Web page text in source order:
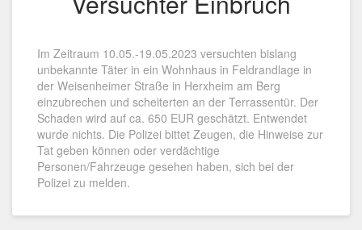
Im Zeitraum 10.05.-19.05.2023 versuchten bislang
unbekannte Täter in ein Wohnhaus in Feldrandlage in
der Weisenheimer Straße in Herxheim am Berg
einzubrechen und scheiterten an der Terrassentür. Der
Schaden wird auf ca. 650 EUR geschätzt. Entwendet
wurde nichts. Die Polizei bittet Zeugen, die Hinweise zur
Tat geben können oder verdächtige
Personen/Fahrzeuge gesehen haben, sich bei der
Polizei zu melden.